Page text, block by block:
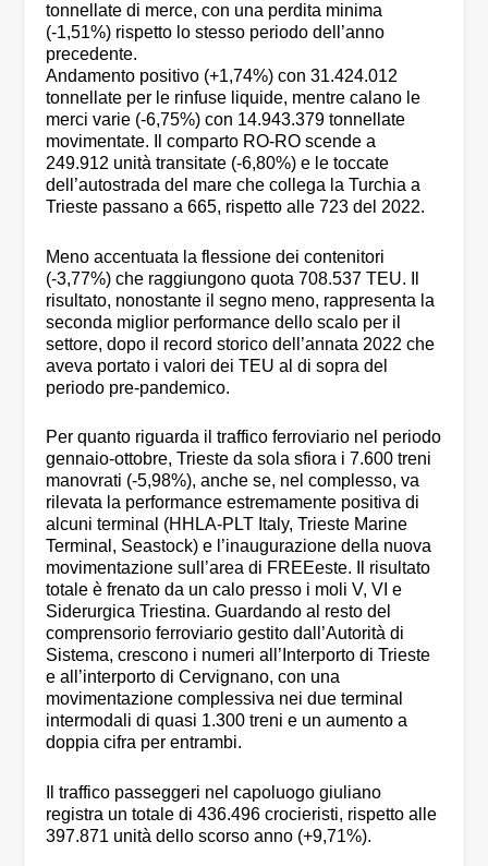
tonnellate di merce, con una perdita minima
(-1,51%) rispetto lo stesso periodo dell’anno
precedente.
Andamento positivo (+1,74%) con 31.424.012
tonnellate per le rinfuse liquide, mentre calano le
merci varie (-6,75%) con 14.943.379 tonnellate
movimentate. Il comparto RO-RO scende a
249.912 unità transitate (-6,80%) e le toccate
dell’autostrada del mare che collega la Turchia a
Trieste passano a 665, rispetto alle 723 del 2022.
Meno accentuata la flessione dei contenitori
(-3,77%) che raggiungono quota 708.537 TEU. Il
risultato, nonostante il segno meno, rappresenta la
seconda miglior performance dello scalo per il
settore, dopo il record storico dell’annata 2022 che
aveva portato i valori dei TEU al di sopra del
periodo pre-pandemico.
Per quanto riguarda il traffico ferroviario nel periodo
gennaio-ottobre, Trieste da sola sfiora i 7.600 treni
manovrati (-5,98%), anche se, nel complesso, va
rilevata la performance estremamente positiva di
alcuni terminal (HHLA-PLT Italy, Trieste Marine
Terminal, Seastock) e l’inaugurazione della nuova
movimentazione sull’area di FREEeste. Il risultato
totale è frenato da un calo presso i moli V, VI e
Siderurgica Triestina. Guardando al resto del
comprensorio ferroviario gestito dall’Autorità di
Sistema, crescono i numeri all’Interporto di Trieste
e all’interporto di Cervignano, con una
movimentazione complessiva nei due terminal
intermodali di quasi 1.300 treni e un aumento a
doppia cifra per entrambi.
Il traffico passeggeri nel capoluogo giuliano
registra un totale di 436.496 crocieristi, rispetto alle
397.871 unità dello scorso anno (+9,71%).